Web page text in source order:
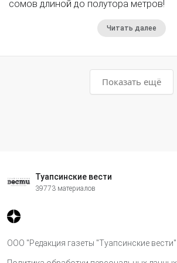
сомов длиной до полутора метров!
Читать далее
Показать ещё
Туапсинские вести
39773 материалов
ООО "Редакция газеты "Туапсинские вести"